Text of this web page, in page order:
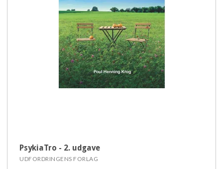
PsykiaTro - 2. udgave
UDFORDRINGENS FORLAG